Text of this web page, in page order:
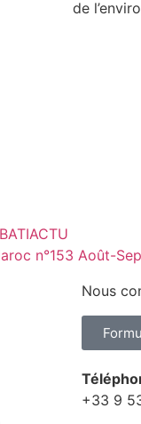
de
n°153 Août-
Nous
+33 9